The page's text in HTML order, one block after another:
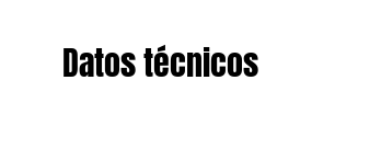
Datos técnicos